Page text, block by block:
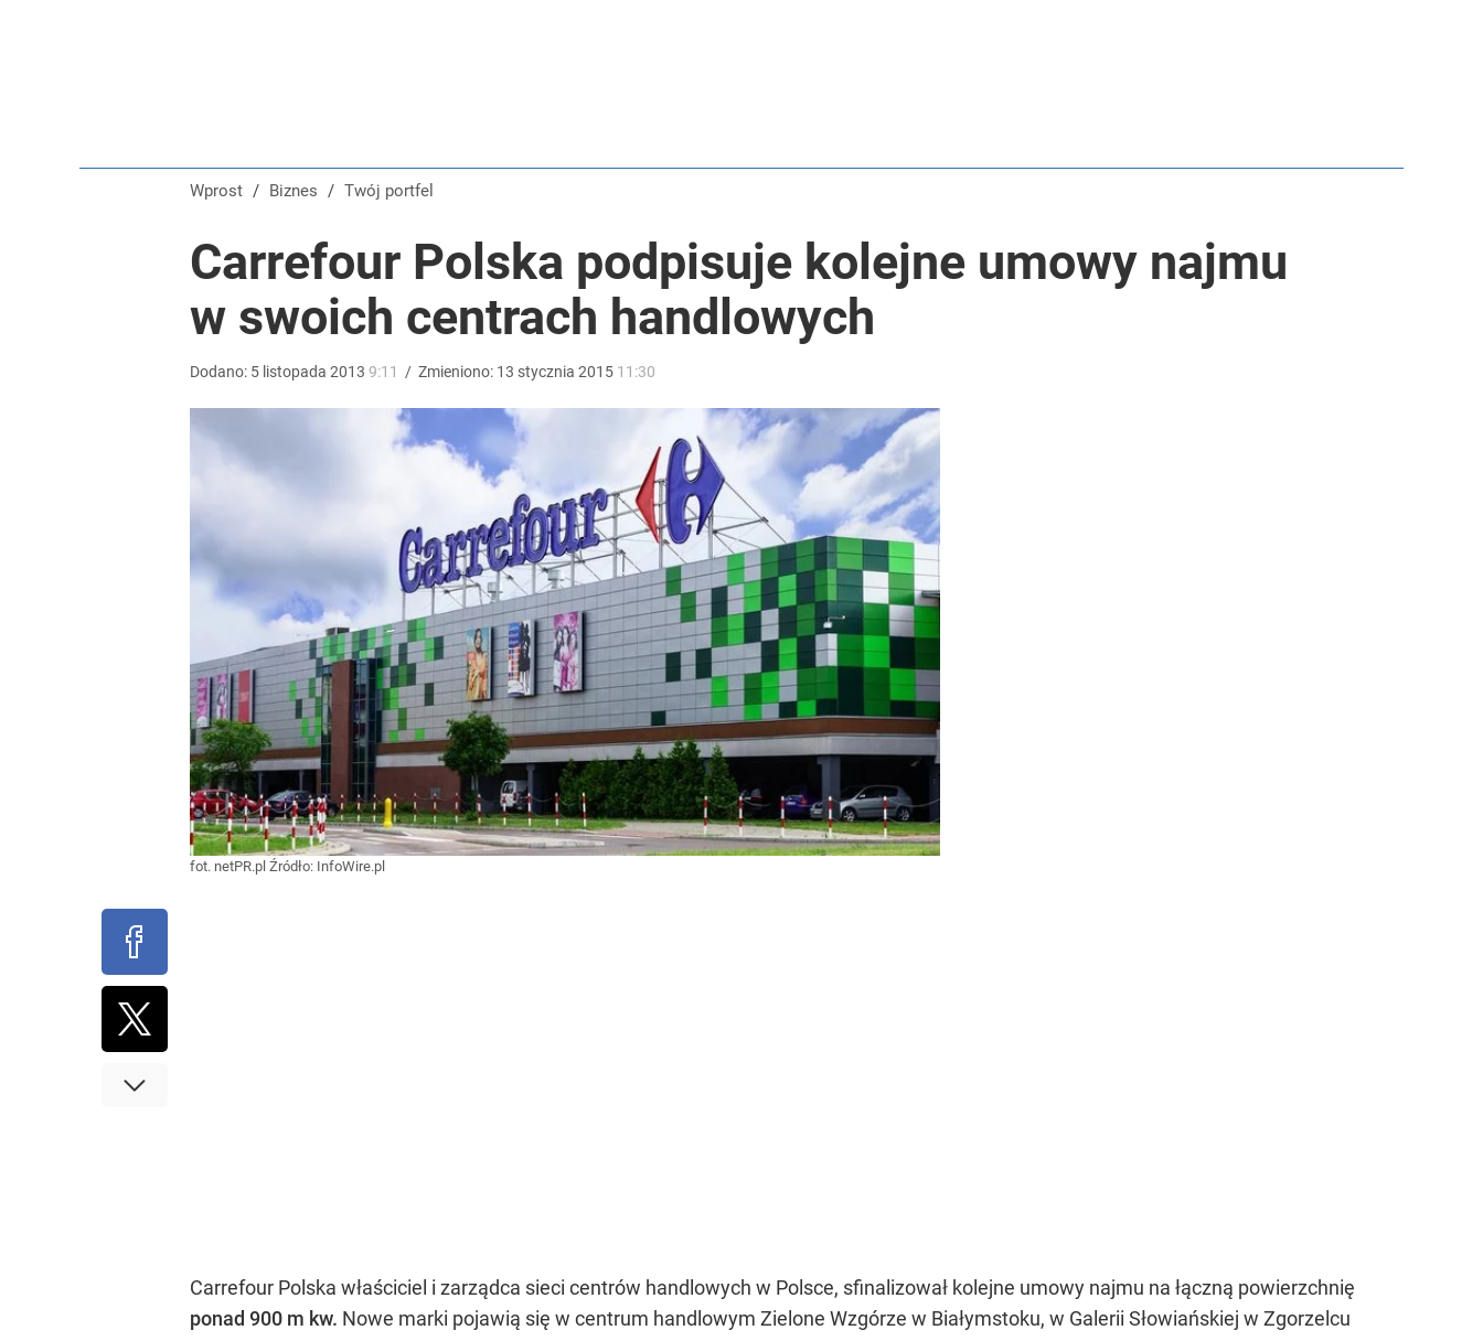
Wprost / Biznes / Twój portfel
Carrefour Polska podpisuje kolejne umowy najmu
w swoich centrach handlowych
Dodano: 5 listopada 2013 9:11 / Zmieniono: 13 stycznia 2015 11:30
fot. netPR.pl Źródło: InfoWire.pl
Carrefour Polska właściciel i zarządca sieci centrów handlowych w Polsce, sfinalizował kolejne umowy najmu na łączną powierzchnię
ponad 900 m kw. Nowe marki pojawią się w centrum handlowym Zielone Wzgórze w Białymstoku, w Galerii Słowiańskiej w Zgorzelcu